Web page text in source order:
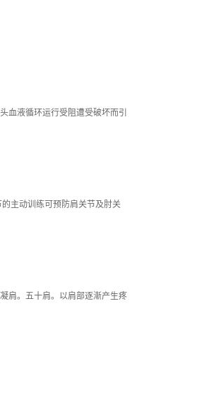
血液循环运行受阻遭受破坏而引
主动训练可预防肩关节及肘关
肩。五十肩。以肩部逐漸产生疼